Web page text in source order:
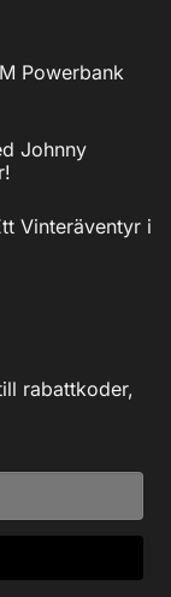
Powerbank
Johnny
Vinteräventyr i
rabattkoder,